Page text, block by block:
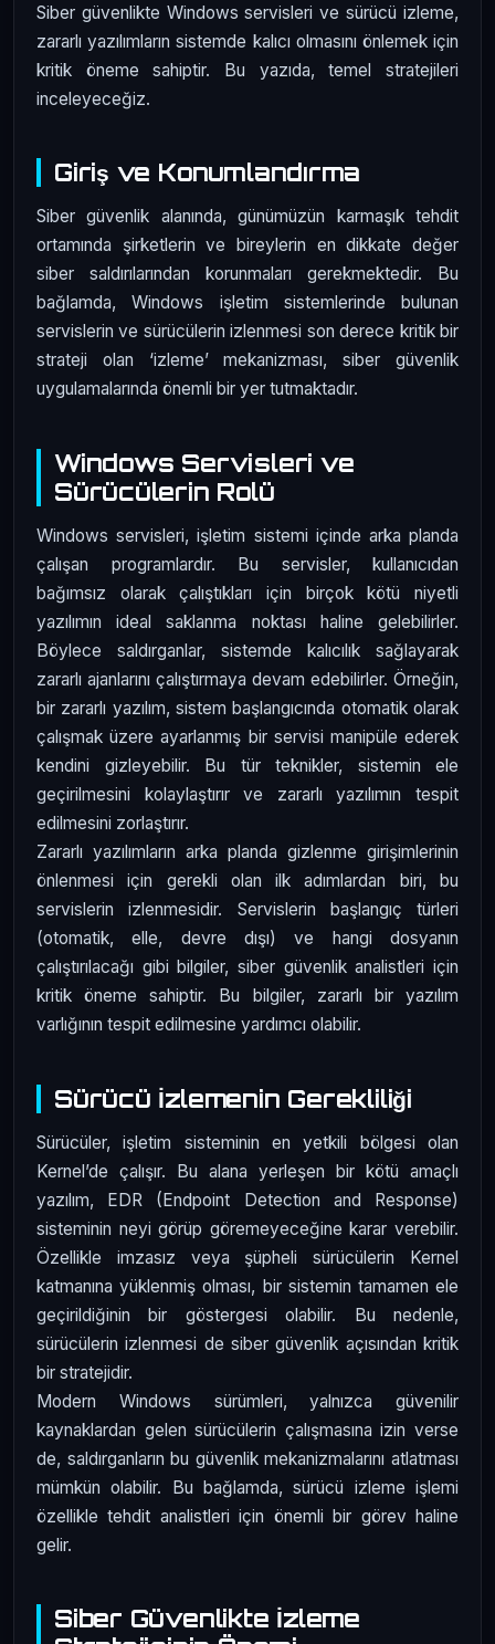
Siber güvenlikte Windows servisleri ve sürücü izleme,
zararlı yazılımların sistemde kalıcı olmasını önlemek için
kritik öneme sahiptir. Bu yazıda, temel stratejileri
inceleyeceğiz.
Giriş ve Konumlandırma
Siber güvenlik alanında, günümüzün karmaşık tehdit
ortamında şirketlerin ve bireylerin en dikkate değer
siber saldırılarından korunmaları gerekmektedir. Bu
bağlamda, Windows işletim sistemlerinde bulunan
servislerin ve sürücülerin izlenmesi son derece kritik bir
strateji olan ‘izleme’ mekanizması, siber güvenlik
uygulamalarında önemli bir yer tutmaktadır.
Windows Servisleri ve
Sürücülerin Rolü
Windows servisleri, işletim sistemi içinde arka planda
çalışan programlardır. Bu servisler, kullanıcıdan
bağımsız olarak çalıştıkları için birçok kötü niyetli
yazılımın ideal saklanma noktası haline gelebilirler.
Böylece saldırganlar, sistemde kalıcılık sağlayarak
zararlı ajanlarını çalıştırmaya devam edebilirler. Örneğin,
bir zararlı yazılım, sistem başlangıcında otomatik olarak
çalışmak üzere ayarlanmış bir servisi manipüle ederek
kendini gizleyebilir. Bu tür teknikler, sistemin ele
geçirilmesini kolaylaştırır ve zararlı yazılımın tespit
edilmesini zorlaştırır.
Zararlı yazılımların arka planda gizlenme girişimlerinin
önlenmesi için gerekli olan ilk adımlardan biri, bu
servislerin izlenmesidir. Servislerin başlangıç türleri
(otomatik, elle, devre dışı) ve hangi dosyanın
çalıştırılacağı gibi bilgiler, siber güvenlik analistleri için
kritik öneme sahiptir. Bu bilgiler, zararlı bir yazılım
varlığının tespit edilmesine yardımcı olabilir.
Sürücü İzlemenin Gerekliliği
Sürücüler, işletim sisteminin en yetkili bölgesi olan
Kernel’de çalışır. Bu alana yerleşen bir kötü amaçlı
yazılım, EDR (Endpoint Detection and Response)
sisteminin neyi görüp göremeyeceğine karar verebilir.
Özellikle imzasız veya şüpheli sürücülerin Kernel
katmanına yüklenmiş olması, bir sistemin tamamen ele
geçirildiğinin bir göstergesi olabilir. Bu nedenle,
sürücülerin izlenmesi de siber güvenlik açısından kritik
bir stratejidir.
Modern Windows sürümleri, yalnızca güvenilir
kaynaklardan gelen sürücülerin çalışmasına izin verse
de, saldırganların bu güvenlik mekanizmalarını atlatması
mümkün olabilir. Bu bağlamda, sürücü izleme işlemi
özellikle tehdit analistleri için önemli bir görev haline
gelir.
Siber Güvenlikte İzleme